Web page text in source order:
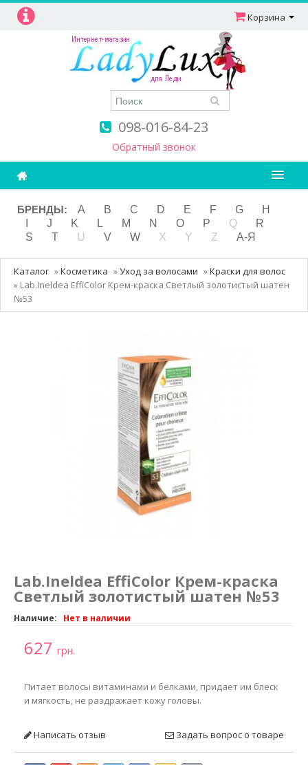
098-016-84-23
Обратный звонок
Корзина
Ароматерапия
Витамины
Детям и мамам
Косметика
Маникюр и педикюр
БРЕНДЫ: A B C D E F G
H
J K L M N O P Q
R
S
T U V W X Y Z А-Я
Каталог »Косметика »Уход за волосами »Краски для волос
» Lab.Ineldea EffiColor Крем-краска Светлый золотистый шатен
№53
Lab.Ineldea EffiColor Крем-краска
Светлый золотистый шатен №53
Наличие: Нет в наличии
627 грн.
Питает волосы витаминами и белками, придает им блеск
и мягкость, не раздражает кожу головы.
Написать отзыв Задать вопрос о товаре